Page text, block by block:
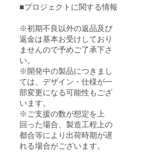
■プロジェクトに関する情報
※初期不良以外の返品及び
返金は基本お受けしており
ませんので予めご了承下さ
い。
※開発中の製品につきまし
ては、デザイン・仕様が一
部変更になる可能性もござ
います。
※ご支援の数が想定を上
回った場合、製造工程上の
都合等により出荷時期が遅
れる場合がございます。